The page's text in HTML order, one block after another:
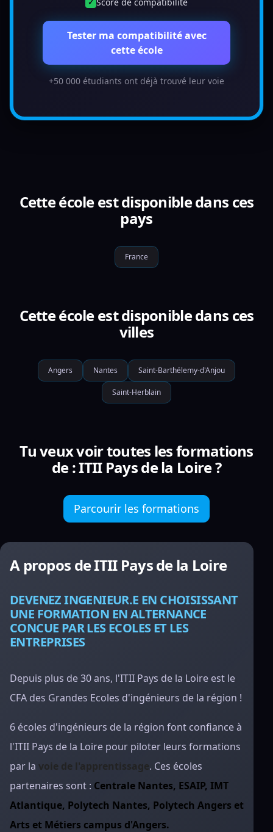
Tester ma compatibilité avec
cette école
+50 000 étudiants ont déjà trouvé leur voie
Cette école est disponible dans ces
pays
France
Cette école est disponible dans ces
villes
Angers Nantes Saint-Barthélemy-d'Anjou
Saint-Herblain
Tu veux voir toutes les formations
de : ITII Pays de la Loire ?
Parcourir les formations
A propos de ITII Pays de la Loire
DEVENEZ INGENIEUR.E EN CHOISISSANT
UNE FORMATION EN ALTERNANCE
CONCUE PAR LES ECOLES ET LES
ENTREPRISES
Depuis plus de 30 ans, l'ITII Pays de la Loire est le
CFA des Grandes Ecoles d'ingénieurs de la région !
6 écoles d'ingénieurs de la région font confiance à
l'ITII Pays de la Loire pour piloter leurs formations
par la voie de l'apprentissage. Ces écoles
partenaires sont : Centrale Nantes, ESAIP, IMT
Atlantique, Polytech Nantes, Polytech Angers et
Arts et Métiers campus d'Angers.